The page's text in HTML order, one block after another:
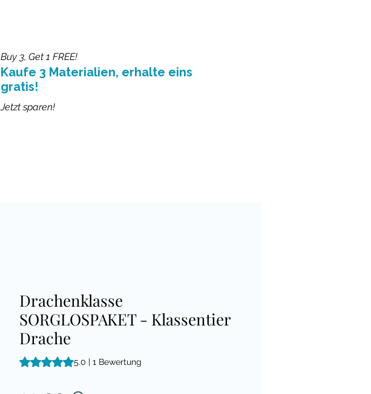
Jetzt sparen!
Kaufe 3 Materialien, erhalte eins
gratis!
Buy 3, Get 1 FREE!
Drachenklasse
SORGLOSPAKET - Klassentier
Drache
Das Rating beträgt 5.0 von fünf Sternen, basierend auf 1 Bewertung.
5.0 | 1 Bewertung